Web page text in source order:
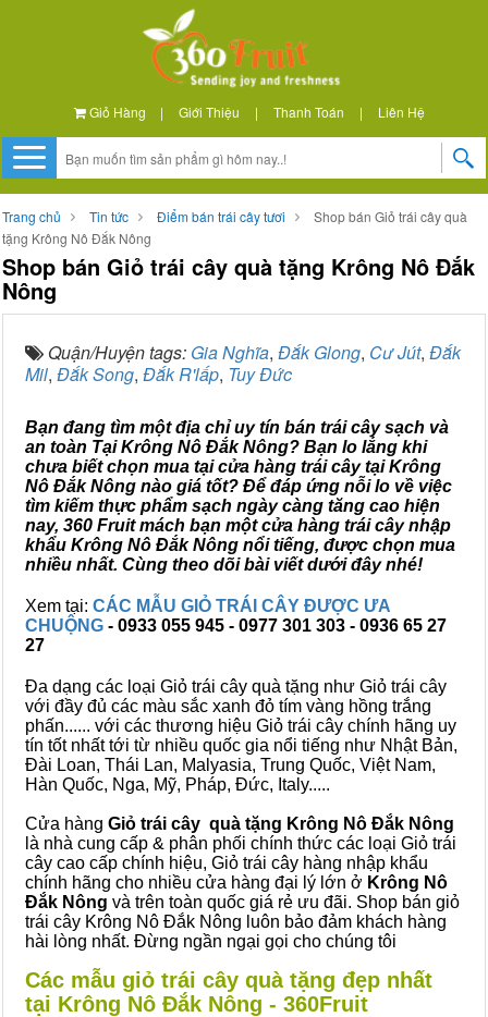
Giỏ Hàng | Giới Thiệu | Thanh Toán | Liên Hệ
Trang chủ Tin tức Điểm bán trái cây tươi
Shop bán Giỏ trái cây quà
tặng Krông Nô Đắk Nông
Shop bán Giỏ trái cây quà tặng Krông Nô Đắk
Nông
Quận/Huyện tags: Gia Nghĩa, Đắk Glong, Cư Jút, Đắk
Mil, Đắk Song, Đắk R'lấp, Tuy Đức
Bạn đang tìm một địa chỉ uy tín bán trái cây sạch và
an toàn Tại Krông Nô Đắk Nông? Bạn lo lắng khi
chưa biết chọn mua tại cửa hàng trái cây tại Krông
Nô Đắk Nông nào giá tốt? Để đáp ứng nỗi lo về việc
tìm kiếm thực phẩm sạch ngày càng tăng cao hiện
nay, 360 Fruit mách bạn một cửa hàng trái cây nhập
khẩu Krông Nô Đắk Nông nổi tiếng, được chọn mua
nhiều nhất. Cùng theo dõi bài viết dưới đây nhé!
Xem tại: CÁC MẪU GIỎ TRÁI CÂY ĐƯỢC ƯA
CHUỘNG - 0933 055 945 - 0977 301 303 - 0936 65 27
27
Đa dạng các loại Giỏ trái cây quà tặng như Giỏ trái cây
với đầy đủ các màu sắc xanh đỏ tím vàng hồng trắng
phấn...... với các thương hiệu Giỏ trái cây chính hãng uy
tín tốt nhất tới từ nhiều quốc gia nổi tiếng như Nhật Bản,
Đài Loan, Thái Lan, Malyasia, Trung Quốc, Việt Nam,
Hàn Quốc, Nga, Mỹ, Pháp, Đức, Italy.....
Cửa hàng Giỏ trái cây quà tặng Krông Nô Đắk Nông
là nhà cung cấp & phân phối chính thức các loại Giỏ trái
cây cao cấp chính hiệu, Giỏ trái cây hàng nhập khẩu
chính hãng cho nhiều cửa hàng đại lý lớn ở Krông Nô
Đắk Nông và trên toàn quốc giá rẻ ưu đãi. Shop bán giỏ
trái cây Krông Nô Đắk Nông luôn bảo đảm khách hàng
hài lòng nhất. Đừng ngần ngại gọi cho chúng tôi
Các mẫu giỏ trái cây quà tặng đẹp nhất
tại Krông Nô Đắk Nông - 360Fruit